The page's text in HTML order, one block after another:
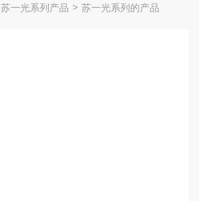
苏一光系列产品 苏一光系列的产品